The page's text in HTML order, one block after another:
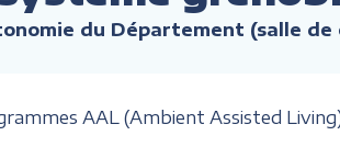
du Département (salle de
AAL (Ambient Assisted